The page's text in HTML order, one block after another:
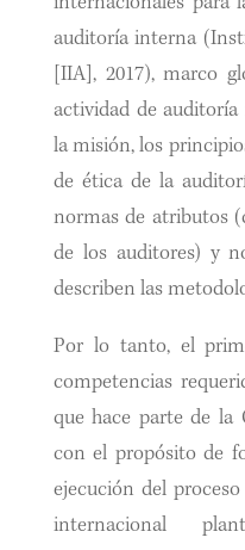
auditoría interna
[IIA], 2017), marco
actividad de
la misión, los
de ética de la
normas de atributos
de los auditores) y
describen las
Por lo tanto, el
competencias
que hace parte de
con el propósito de
ejecución del
internacional